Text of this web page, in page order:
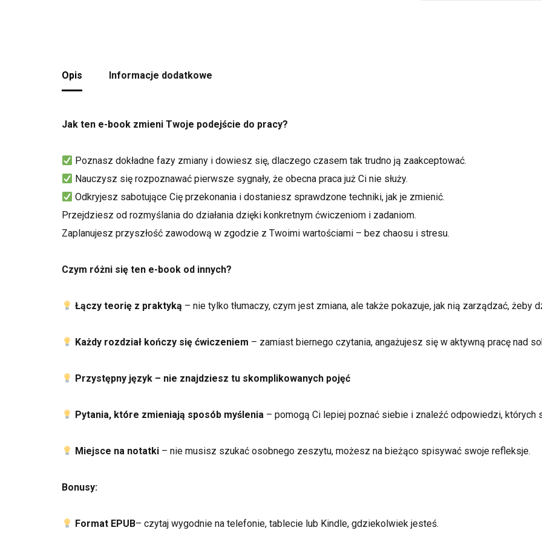
Opis Informacje dodatkowe
Jak ten e-book zmieni Twoje podejście do pracy?
Poznasz dokładne fazy zmiany i dowiesz się, dlaczego czasem
Nauczysz się rozpoznawać pierwsze sygnały, że
Odkryjesz sabotujące Cię przekonania i dostaniesz
Przejdziesz od rozmyślania do działania dzięki konkretnym
Zaplanujesz przyszłość zawodową w zgodzie z Twoimi wartościami – bez chaosu i stresu.
Czym różni się ten e-book od innych?
Łączy teorię z praktyką – nie tylko tłumaczy, czym jest zmiana, ale także pokazuje, jak nią zarządzać, żeby
Każdy rozdział kończy się ćwiczeniem – zamiast biernego czytania, angażujesz się w aktywną pracę nad
Przystępny język – nie znajdziesz tu skomplikowanych pojęć
Pytania, które zmieniają sposób myślenia – pomogą Ci lepiej poznać siebie i znaleźć odpowiedzi, których
Miejsce na notatki – nie musisz szukać osobnego zeszytu, możesz na bieżąco spisywać swoje refleksje.
Bonusy:
Format EPUB– czytaj wygodnie na telefonie, tablecie lub Kindle, gdziekolwiek jesteś.